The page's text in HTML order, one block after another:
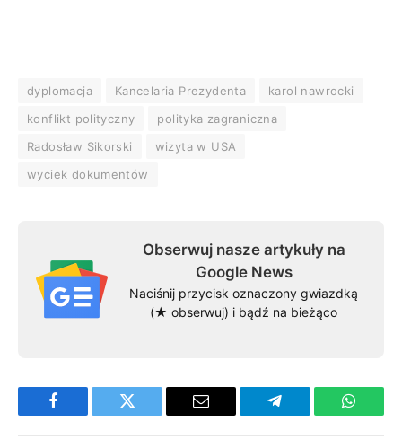
dyplomacja Kancelaria Prezydenta
karol nawrocki
konflikt polityczny
polityka zagraniczna
Radosław Sikorski
wizyta w USA
wyciek dokumentów
Obserwuj nasze artykuły na
Google News
Naciśnij przycisk oznaczony gwiazdką
(★ obserwuj) i bądź na bieżąco
Facebook Twitter Email Telegram